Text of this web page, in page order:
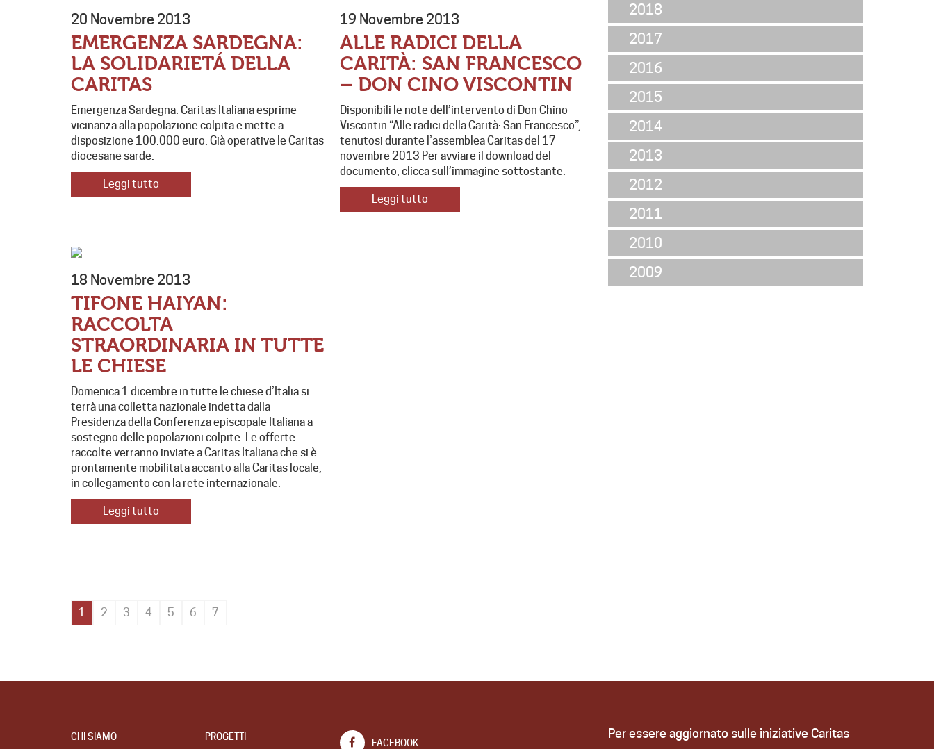
20 Novembre 2013
EMERGENZA SARDEGNA:
LA SOLIDARIETÁ DELLA
CARITAS
Emergenza Sardegna: Caritas Italiana esprime
vicinanza alla popolazione colpita e mette a
disposizione 100.000 euro. Già operative le Caritas
diocesane sarde.
Leggi tutto
19 Novembre 2013
ALLE RADICI DELLA
CARITÀ: SAN FRANCESCO
– DON CINO VISCONTIN
Disponibili le note dell’intervento di Don Chino
Viscontin “Alle radici della Carità: San Francesco”,
tenutosi durante l’assemblea Caritas del 17
novembre 2013 Per avviare il download del
documento, clicca sull’immagine sottostante.
Leggi tutto
18 Novembre 2013
TIFONE HAIYAN:
RACCOLTA
STRAORDINARIA IN TUTTE
LE CHIESE
Domenica 1 dicembre in tutte le chiese d’Italia si
terrà una colletta nazionale indetta dalla
Presidenza della Conferenza episcopale Italiana a
sostegno delle popolazioni colpite. Le offerte
raccolte verranno inviate a Caritas Italiana che si è
prontamente mobilitata accanto alla Caritas locale,
in collegamento con la rete internazionale.
Leggi tutto
1 2 3 4 5 6 7
2018
2017
2016
2015
2014
2013
2012
2011
2010
2009
CHI SIAMO PROGETTI
FACEBOOK
Per essere aggiornato sulle iniziative Caritas